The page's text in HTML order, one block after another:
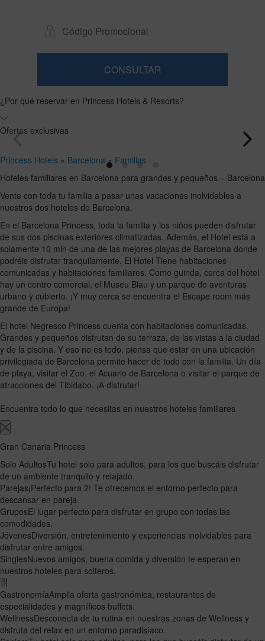
CONSULTAR
Habitaciones
ocupaciones
Habitación
adultos
años
niños
años
0
Añadir
habitaciónBuscar
¿Por qué reservar en Princess Hotels & Resorts?
Ofertas exclusivas
Princess Hotels » Barcelona » Familias
Hoteles familiares en Barcelona para grandes y pequeños – Barcelona
Vente con toda tu familia a pasar unas vacaciones inolvidables a
nuestros dos hoteles de Barcelona.
En el Barcelona Princess, toda la familia y los niños pueden disfrutar
de sus dos piscinas exteriores climatizadas. Además, el Hotel está a
solamente 10 min de una de las mejores playas de Barcelona donde
podréis disfrutar tranquilamente. El Hotel Tiene habitaciones
comunicadas y habitaciones familiares. Como guinda, cerca del hotel
hay un centro comercial, el Museu Blau y un parque de aventuras
urbano y cubierto. ¡Y muy cerca se encuentra el Escape room más
grande de Europa!
El hotel Negresco Princess cuenta con habitaciones comunicadas.
Grandes y pequeños disfrutan de su terraza, de las vistas a la ciudad
y de la piscina. Y eso no es todo, piensa que estar en una ubicación
privilegiada de Barcelona permite hacer de todo con la familia. Un día
de playa, visitar el Zoo, el Acuario de Barcelona o visitar el parque de
atracciones del Tibidabo. ¡A disfrutar!
Encuentra todo lo que necesitas en nuestros hoteles familiares
Gran Canaria Princess
Solo AdultosTu hotel solo para adultos, para los que buscáis disfrutar
de un ambiente tranquilo y relajado.
Parejas¡Perfecto para 2! Te ofrecemos el entorno perfecto para
descansar en pareja.
GruposEl lugar perfecto para disfrutar en grupo con todas las
comodidades.
JóvenesDiversión, entretenimiento y experiencias inolvidables para
disfrutar entre amigos.
SinglesNuevos amigos, buena comida y diversión te esperan en
nuestros hoteles para solteros.
GastronomíaAmplia oferta gastronómica, restaurantes de
especialidades y magníficos buffets.
WellnessDesconecta de tu rutina en nuestras zonas de Wellness y
disfruta del relax en un entorno paradisíaco.